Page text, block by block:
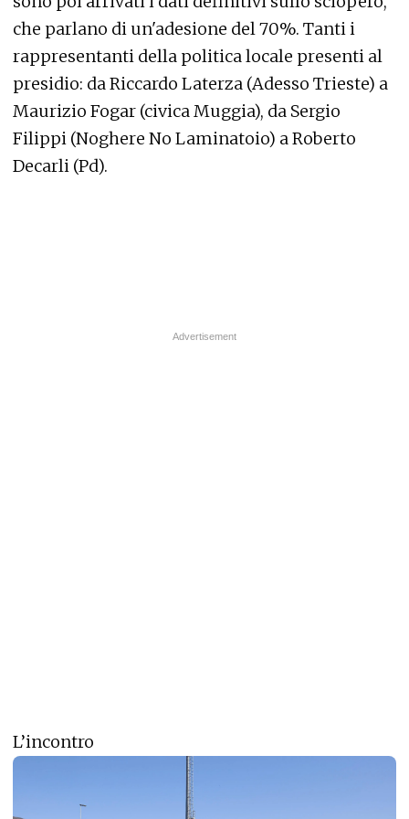
che parlano di un'adesione del 70%. Tanti i
rappresentanti della politica locale presenti al
presidio: da Riccardo Laterza (Adesso Trieste) a
Maurizio Fogar (civica Muggia), da Sergio
Filippi (Noghere No Laminatoio) a Roberto
Decarli (Pd).
L’incontro